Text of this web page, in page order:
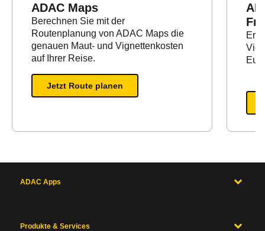
ADAC Maps
Berechnen Sie mit der
Routenplanung von ADAC Maps die
genauen Maut- und Vignettenkosten
auf Ihrer Reise.
Jetzt Route planen
ADAC Apps
Produkte & Services